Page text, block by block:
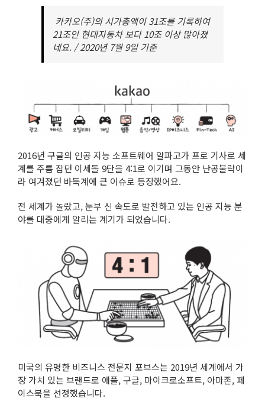
카카오(주)의 시가총액이 31조를 기록하여
21조인 현대자동차 보다 10조 이상 많아졌
네요. / 2020년 7월 9일 기준
2016년 구글의 인공 지능 소프트웨어 알파고가 프로 기사로 세
계를 주름 잡던 이세돌 9단을 4:1로 이기며 그동안 난공불락이
라 여겨졌던 바둑계에 큰 이슈로 등장했어요.
전 세계가 놀랐고, 눈부 신 속도로 발전하고 있는 인공 지능 분
야를 대중에게 알리는 계기가 되었습니다.
미국의 유명한 비즈니스 전문지 포브스는 2019년 세계에서 가
장 가치 있는 브랜드로 애플, 구글, 마이크로소프트, 아마존, 페
이스북을 선정했습니다.